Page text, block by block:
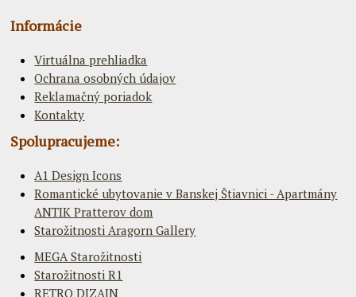
Informácie
Virtuálna prehliadka
Ochrana osobných údajov
Reklamačný poriadok
Kontakty
Spolupracujeme:
A1 Design Icons
Romantické ubytovanie v Banskej Štiavnici - Apartmány
ANTIK Pratterov dom
Starožitnosti Aragorn Gallery
MEGA Starožitnosti
Starožitnosti R1
RETRO DIZAJN